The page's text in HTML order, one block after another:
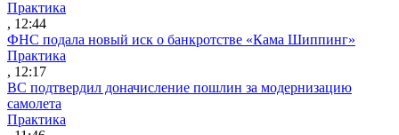
Практика
, 12:44
ФНС подала новый иск о банкротстве «Кама Шиппинг»
Практика
, 12:17
ВС подтвердил доначисление пошлин за модернизацию
самолета
Практика